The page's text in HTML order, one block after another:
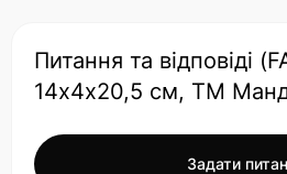
Питання та відповіді
14х4х20,5 см, ТМ
Задати